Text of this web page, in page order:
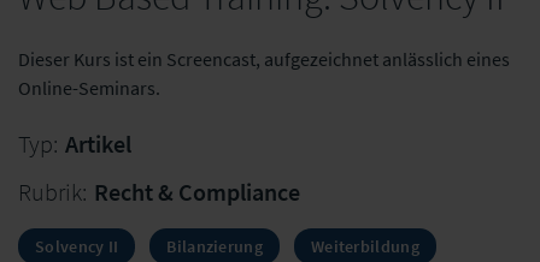
Dieser Kurs ist ein Screencast, aufgezeichnet anlässlich eines
Online-Seminars.
Typ: Artikel
Rubrik: Recht & Compliance
Solvency II Bilanzierung Weiterbildung